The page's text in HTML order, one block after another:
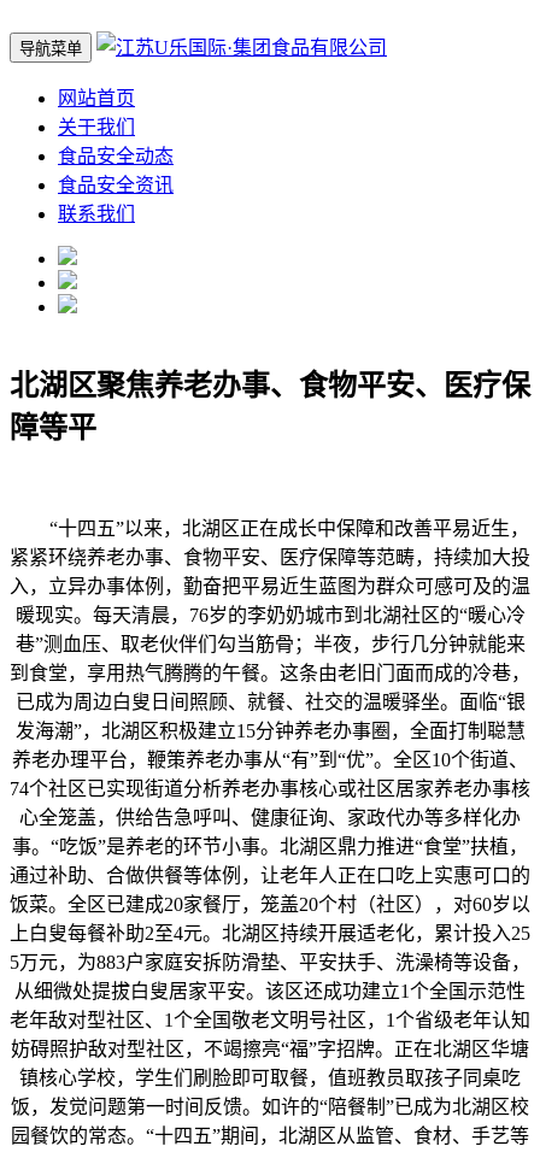
导航菜单
网站首页
关于我们
食品安全动态
食品安全资讯
联系我们
北湖区聚焦养老办事、食物平安、医疗保
障等平
“十四五”以来，北湖区正在成长中保障和改善平易近生，
紧紧环绕养老办事、食物平安、医疗保障等范畴，持续加大投
入，立异办事体例，勤奋把平易近生蓝图为群众可感可及的温
暖现实。每天清晨，76岁的李奶奶城市到北湖社区的“暖心冷
巷”测血压、取老伙伴们勾当筋骨；半夜，步行几分钟就能来
到食堂，享用热气腾腾的午餐。这条由老旧门面而成的冷巷，
已成为周边白叟日间照顾、就餐、社交的温暖驿坐。面临“银
发海潮”，北湖区积极建立15分钟养老办事圈，全面打制聪慧
养老办理平台，鞭策养老办事从“有”到“优”。全区10个街道、
74个社区已实现街道分析养老办事核心或社区居家养老办事核
心全笼盖，供给告急呼叫、健康征询、家政代办等多样化办
事。“吃饭”是养老的环节小事。北湖区鼎力推进“食堂”扶植，
通过补助、合做供餐等体例，让老年人正在口吃上实惠可口的
饭菜。全区已建成20家餐厅，笼盖20个村（社区），对60岁以
上白叟每餐补助2至4元。北湖区持续开展适老化，累计投入25
5万元，为883户家庭安拆防滑垫、平安扶手、洗澡椅等设备，
从细微处提拔白叟居家平安。该区还成功建立1个全国示范性
老年敌对型社区、1个全国敬老文明号社区，1个省级老年认知
妨碍照护敌对型社区，不竭擦亮“福”字招牌。正在北湖区华塘
镇核心学校，学生们刷脸即可取餐，值班教员取孩子同桌吃
饭，发觉问题第一时间反馈。如许的“陪餐制”已成为北湖区校
园餐饮的常态。“十四五”期间，北湖区从监管、食材、手艺等